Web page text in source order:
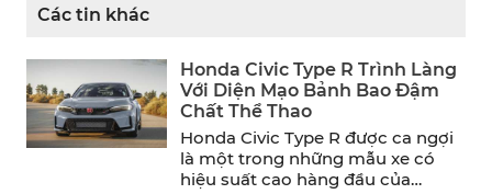
Các tin khác
Honda Civic Type R Trình Làng
Với Diện Mạo Bảnh Bao Đậm
Chất Thể Thao
Honda Civic Type R được ca ngợi
là một trong những mẫu xe có
hiệu suất cao hàng đầu của